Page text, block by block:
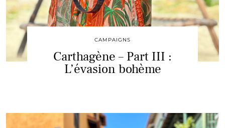
CAMPAIGNS
Carthagène – Part III :
L’évasion bohème